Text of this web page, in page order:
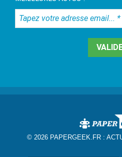
Tapez
votre
© 2026 PAPERGEEK.FR :